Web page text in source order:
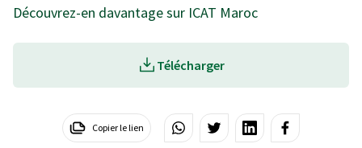
Découvrez-en davantage sur ICAT Maroc
Télécharger
Copier le lien